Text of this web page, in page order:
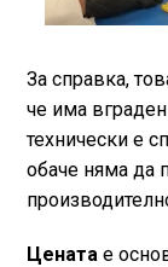
За справка,
че има
технически е
обаче няма да
Цената е